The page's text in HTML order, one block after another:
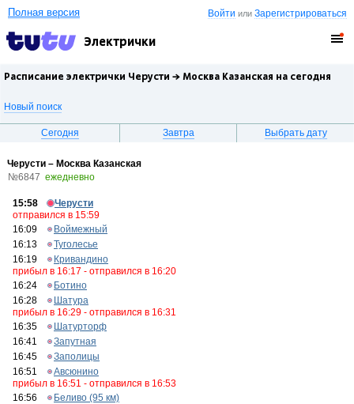
Войти илиЗарегистрироваться
Полная версия
Электрички
Расписание электрички Черусти → Москва Казанская на сегодня
Новый поиск
Сегодня Завтра Выбрать дату
Черусти – Москва Казанская
№6847 ежедневно
15:58
Черусти
отправился в 15:59
16:09
Воймежный
16:13
Туголесье
16:19
Кривандино
прибыл в 16:17 - отправился в 16:20
16:24
Ботино
16:28
Шатура
прибыл в 16:29 - отправился в 16:31
16:35
Шатурторф
16:41
Запутная
16:45
Заполицы
16:51
Авсюнино
прибыл в 16:51 - отправился в 16:53
16:56
Беливо (95 км)